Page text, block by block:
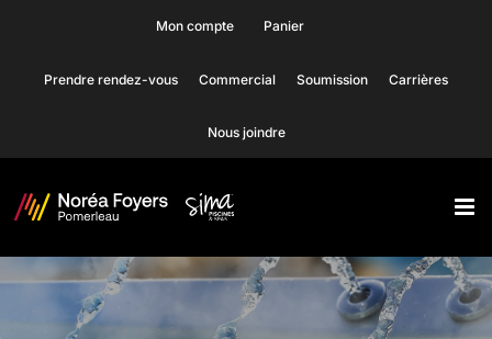
content
Mon compte Panier
Prendre rendez-vous Commercial Soumission Carrières
Nous joindre